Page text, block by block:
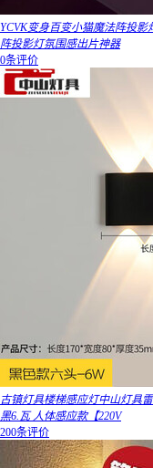
YCVK变身百变小猫魔法阵投
阵投影灯氛围感出片神器
0条评价
古镇灯具楼梯感应灯中山灯具
黑6.瓦 人体感应款【220V
200条评价